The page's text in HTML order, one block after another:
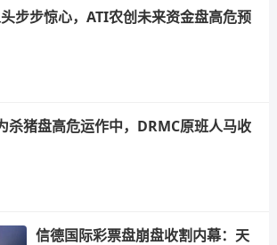
步步惊心，ATI农创未来资金盘高危预
杀猪盘高危运作中，DRMC原班人马收
信德国际彩票盘崩盘收割内幕：天